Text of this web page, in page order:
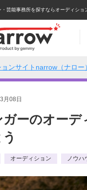
・芸能事務所を探すならオーディショ
ンサイトnarrow（ナロー）
月08日
ガーのオーデ
オーディション ノウハ